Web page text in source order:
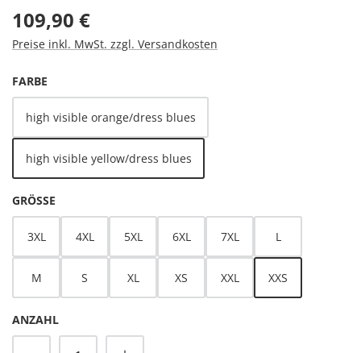
Regulärer Preis:
109,90 €
Preise inkl. MwSt. zzgl. Versandkosten
FARBE
high visible orange/dress blues
high visible yellow/dress blues
GRÖSSE
3XL 4XL 5XL 6XL 7XL L
M S XL XS XXL XXS
ANZAHL